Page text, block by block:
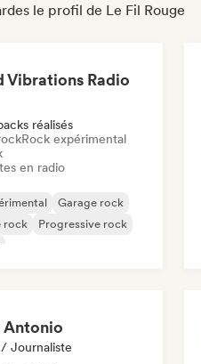
le profil de Le Fil Rouge
Vibrations Radio
réalisés
Rock expérimental
en radio
Garage rock
rock
Progressive rock
Antonio
Journaliste